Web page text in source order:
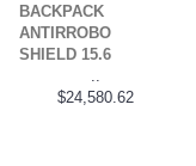
BACKPACK
ANTIRROBO
SHIELD 15.6
..
$24,580.62